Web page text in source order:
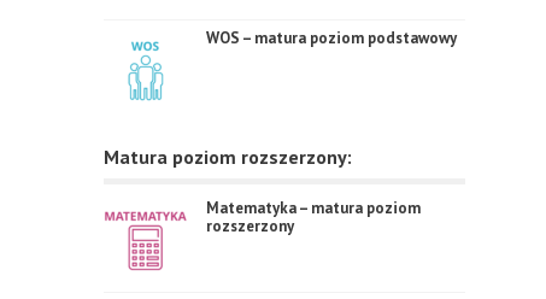
WOS – matura poziom podstawowy
Matura poziom rozszerzony:
Matematyka – matura poziom
rozszerzony